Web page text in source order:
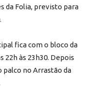
da Folia, previsto para
fica com o bloco da
22h às 23h30. Depois
palco no Arrastão da